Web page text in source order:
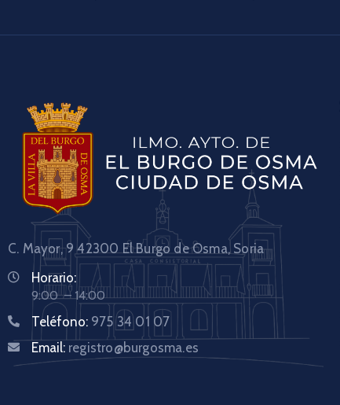
C. Mayor, 9 42300 El Burgo de Osma, Soria
Horario:
9:00 – 14:00
Teléfono: 975 34 01 07
Email: registro@burgosma.es